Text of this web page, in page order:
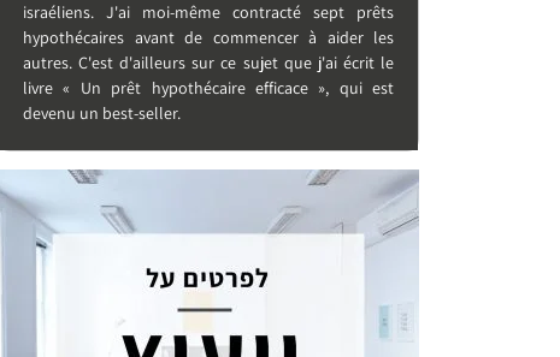
israéliens. J'ai moi-même contracté sept prêts
hypothécaires avant de commencer à aider les
autres. C'est d'ailleurs sur ce sujet que j'ai écrit le
livre « Un prêt hypothécaire efficace », qui est
devenu un best-seller.